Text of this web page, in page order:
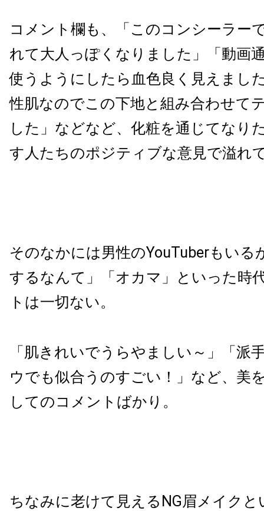
コメント欄も、「このコンシーラー
れて大人っぽくなりました」「動画
使うようにしたら血色良く見えまし
性肌なのでこの下地と組み合わせて
した」などなど、化粧を通じてなり
す人たちのポジティブな意見で溢れ
そのなかには男性のYouTuberもいる
するなんて」「オカマ」といった時
トは一切ない。
「肌きれいでうらやましい～」「派
ウでも似合うのすごい！」など、美
してのコメントばかり。
ちなみに老けて見えるNG眉メイクと